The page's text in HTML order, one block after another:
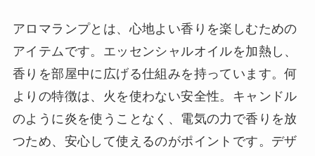
アロマランプとは、心地よい香りを楽しむための
アイテムです。エッセンシャルオイルを加熱し、
香りを部屋中に広げる仕組みを持っています。何
よりの特徴は、火を使わない安全性。キャンドル
のように炎を使うことなく、電気の力で香りを放
つため、安心して使えるのがポイントです。デザ